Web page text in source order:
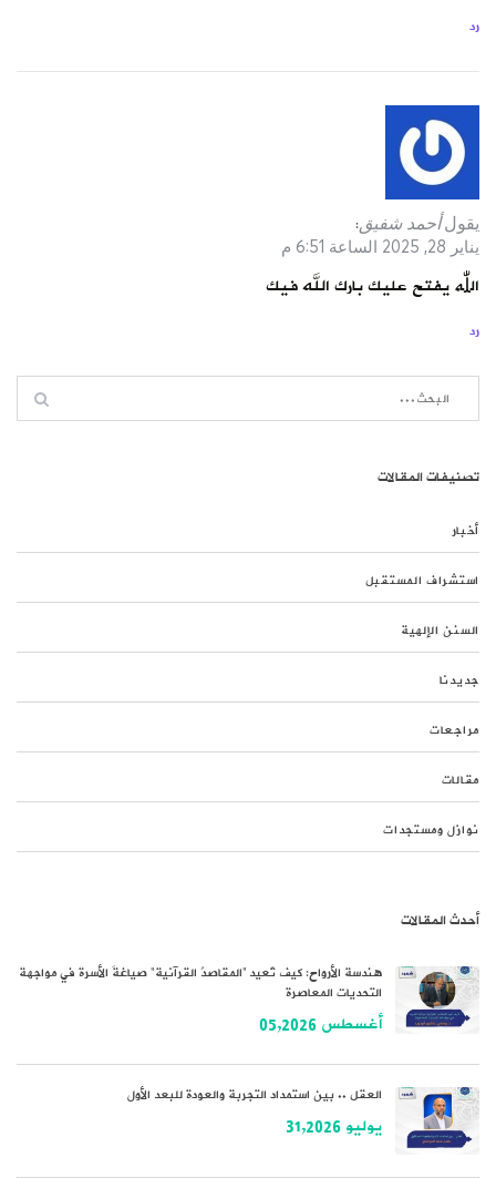
رد
يقول أحمد شفيق:
يناير 28, 2025 الساعة 6:51 م
اللّٰه يفتح عليك بارك الله فيك
رد
تصنيفات المقالات
أخبار
استشراف المستقبل
السنن الإلهية
جديدنا
مراجعات
مقالات
نوازل ومستجدات
أحدث المقالات
هندسة الأرواح: كيف تُعيد “المقاصدُ القرآنية” صياغةَ الأسرة في مواجهة
التحديات المعاصرة
أغسطس 05,2026
العقل .. بين استمداد التجربة والعودة للبعد الأول
يوليو 31,2026